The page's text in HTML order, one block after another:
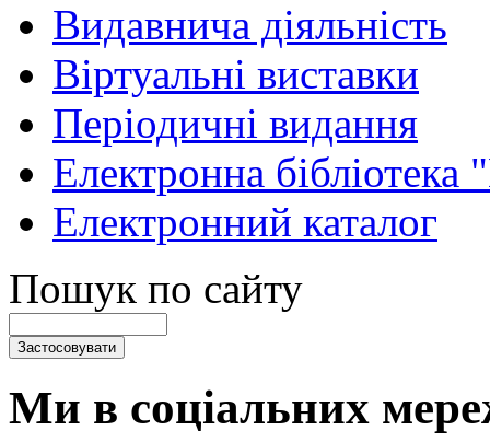
Видавнича діяльність
Віртуальні виставки
Періодичні видання
Електронна
Електронний каталог
Пошук по сайту
Ми в соціальних